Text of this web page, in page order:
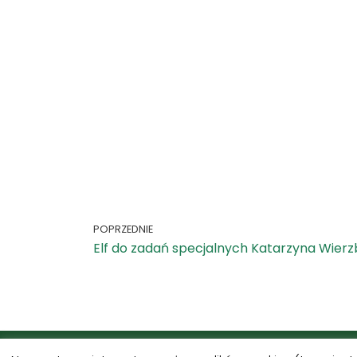
POPRZEDNIE
Elf do zadań specjalnych Katarzyna